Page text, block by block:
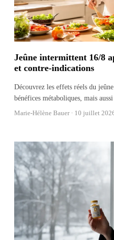
Jeûne intermittent 16/8
et contre-indications
Découvrez les effets réels du
bénéfices métaboliques, mais
Marie-Hélène Bauer · 10 juillet